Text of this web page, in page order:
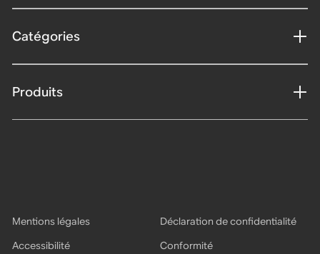
Catégories
Produits
Mentions légales
Déclaration de confidentialité
Accessibilité
Conformité